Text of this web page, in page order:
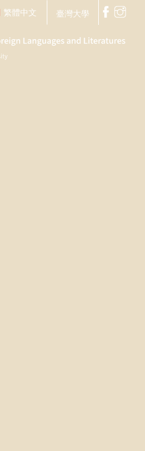
繁體中文 臺灣大學